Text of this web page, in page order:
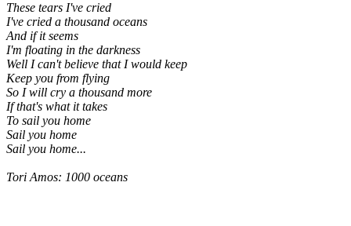
These tears I've cried
I've cried a thousand oceans
And if it seems
I'm floating in the darkness
Well I can't believe that I would keep
Keep you from flying
So I will cry a thousand more
If that's what it takes
To sail you home
Sail you home
Sail you home...
Tori Amos: 1000 oceans